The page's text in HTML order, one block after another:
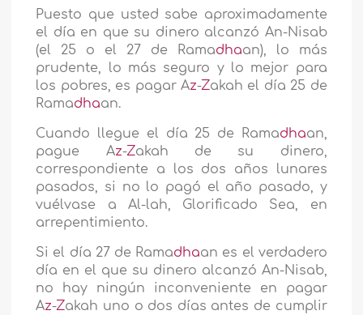
Puesto que usted sabe aproximadamente
el día en que su dinero alcanzó An-Nisab
(el 25 o el 27 de Ramadhaan), lo más
prudente, lo más seguro y lo mejor para
los pobres, es pagar Az-Zakah el día 25 de
Ramadhaan.
Cuando llegue el día 25 de Ramadhaan,
pague Az-Zakah de su dinero,
correspondiente a los dos años lunares
pasados, si no lo pagó el año pasado, y
vuélvase a Al-lah, Glorificado Sea, en
arrepentimiento.
Si el día 27 de Ramadhaan es el verdadero
día en el que su dinero alcanzó An-Nisab,
no hay ningún inconveniente en pagar
Az-Zakah uno o dos días antes de cumplir